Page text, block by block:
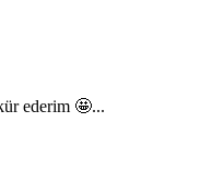
ederim 🤩...